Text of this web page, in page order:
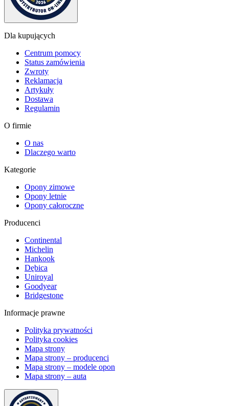
Dla kupujących
Centrum pomocy
Status zamówienia
Zwroty
Reklamacja
Artykuły
Dostawa
Regulamin
O firmie
O nas
Dlaczego warto
Kategorie
Opony zimowe
Opony letnie
Opony całoroczne
Producenci
Continental
Michelin
Hankook
Dębica
Uniroyal
Goodyear
Bridgestone
Informacje prawne
Polityka prywatności
Polityka cookies
Mapa strony
Mapa strony – producenci
Mapa strony – modele opon
Mapa strony – auta